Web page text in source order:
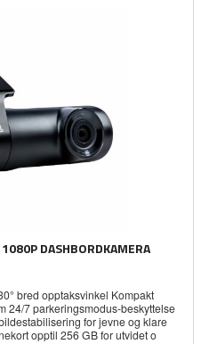
DASHBORDKAMERA
bred opptaksvinkel Kompakt
24/7 parkeringsmodus-beskyttelse
for jevne og klare
opptil 256 GB for utvidet o